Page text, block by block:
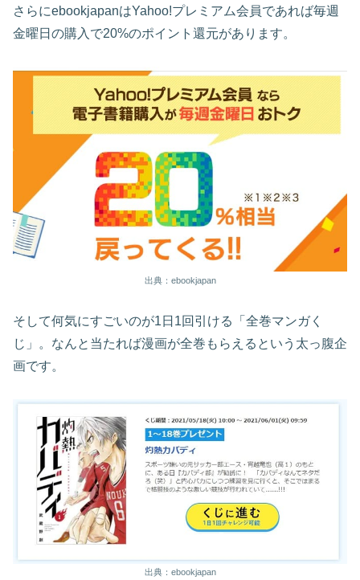
さらにebookjapanはYahoo!プレミアム会員であれば毎週
金曜日の購入で20%のポイント還元があります。
出典：ebookjapan
そして何気にすごいのが1日1回引ける「全巻マンガく
じ」。なんと当たれば漫画が全巻もらえるという太っ腹企
画です。
出典：ebookjapan